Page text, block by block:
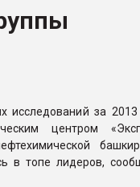
исследований за 2013
центром
в топе лидеров,